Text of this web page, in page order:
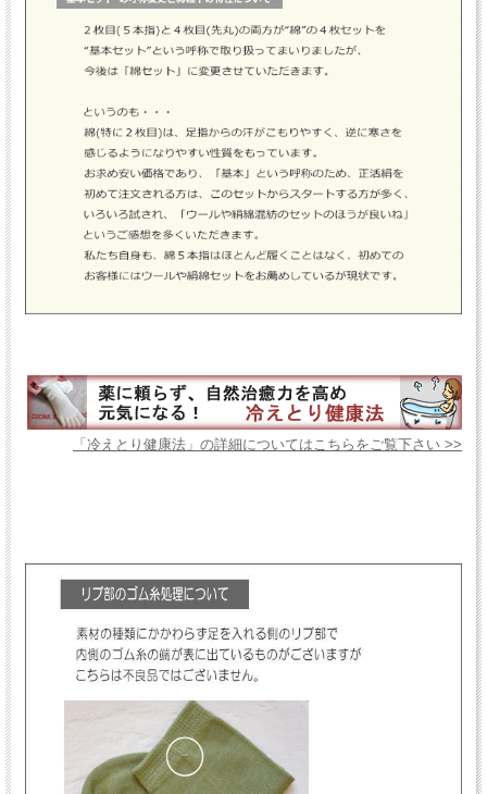
「冷えとり健康法」の詳細についてはこちらをご覧下さい >>